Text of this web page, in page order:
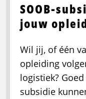
SOOB-
jouw
Wil jij, of één
opleiding
logistiek?
subsidie